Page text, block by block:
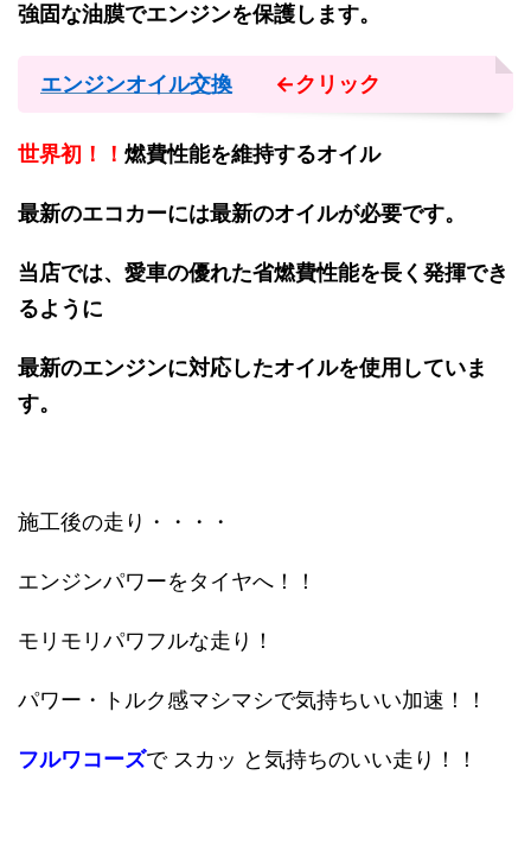
強固な油膜でエンジンを保護します。
エンジンオイル交換 ←クリック
世界初！！ 燃費性能を維持するオイル
最新のエコカーには最新のオイルが必要です。
当店では、愛車の優れた省燃費性能を長く発揮でき
るように
最新のエンジンに対応したオイルを使用していま
す。
施工後の走り・・・・
エンジンパワーをタイヤへ！！
モリモリパワフルな走り！
パワー・トルク感マシマシで気持ちいい加速！！
フルワコーズで スカッ と気持ちのいい走り！！